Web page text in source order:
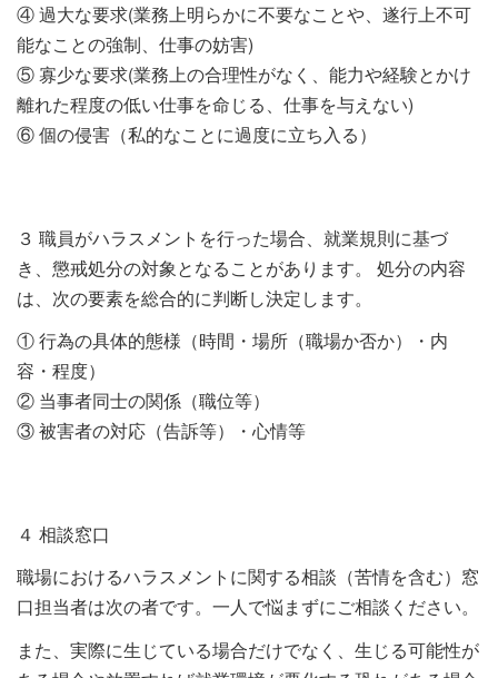
④ 過大な要求(業務上明らかに不要なことや、遂行上不可
能なことの強制、仕事の妨害)
⑤ 寡少な要求(業務上の合理性がなく、能力や経験とかけ
離れた程度の低い仕事を命じる、仕事を与えない)
⑥ 個の侵害（私的なことに過度に立ち入る）
３ 職員がハラスメントを行った場合、就業規則に基づ
き、懲戒処分の対象となることがあります。 処分の内容
は、次の要素を総合的に判断し決定します。
① 行為の具体的態様（時間・場所（職場か否か）・内
容・程度）
② 当事者同士の関係（職位等）
③ 被害者の対応（告訴等）・心情等
４ 相談窓口
職場におけるハラスメントに関する相談（苦情を含む）窓
口担当者は次の者です。一人で悩まずにご相談ください。
また、実際に生じている場合だけでなく、生じる可能性が